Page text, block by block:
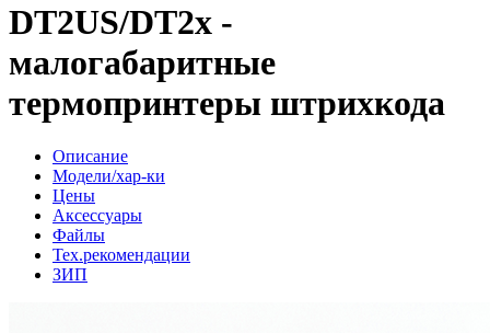
DT2US/DT2x -
малогабаритные
термопринтеры штрихкода
Описание
Модели/хар-ки
Цены
Аксессуары
Файлы
Тех.рекомендации
ЗИП